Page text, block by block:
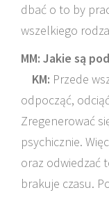
dbać o to by
wszelkiego
MM: Jakie są
KM: Przede
odpocząć,
Zregenerować
psychicznie.
oraz odwiedzać
brakuje czasu.